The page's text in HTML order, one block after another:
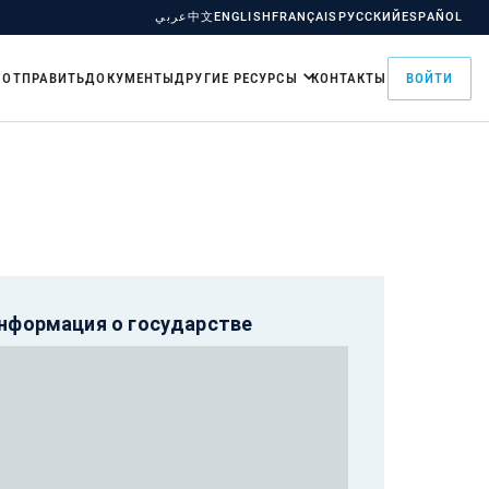
عربي中文ENGLISHFRANÇAISРУССКИЙESPAÑOL
ДОКУМЕНТЫДРУГИЕ РЕСУРСЫ КОНТАКТЫ ВОЙТИ
о государстве